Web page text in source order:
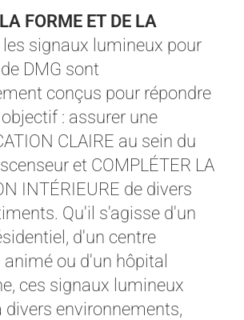
FORME ET DE LA
les signaux lumineux pour
DMG sont
conçus pour répondre
: assurer une
CLAIRE au sein du
et COMPLÉTER LA
INTÉRIEURE de divers
Qu'il s'agisse d'un
d'un centre
ou d'un hôpital
ces signaux lumineux
divers environnements,